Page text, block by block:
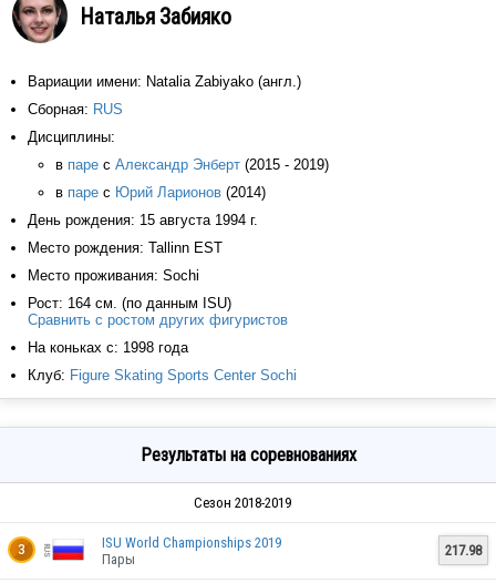
Наталья Забияко
Вариации имени: Natalia Zabiyako (англ.)
Сборная: RUS
Дисциплины:
в паре с Александр Энберт (2015 - 2019)
в паре с Юрий Ларионов (2014)
День рождения: 15 августа 1994 г.
Место рождения: Tallinn EST
Место проживания: Sochi
Рост: 164 см. (по данным ISU)
Сравнить с ростом других фигуристов
На коньках с: 1998 года
Клуб: Figure Skating Sports Center Sochi
Результаты на соревнованиях
Сезон 2018-2019
3
ISU World Championships 2019
Пары
217.98